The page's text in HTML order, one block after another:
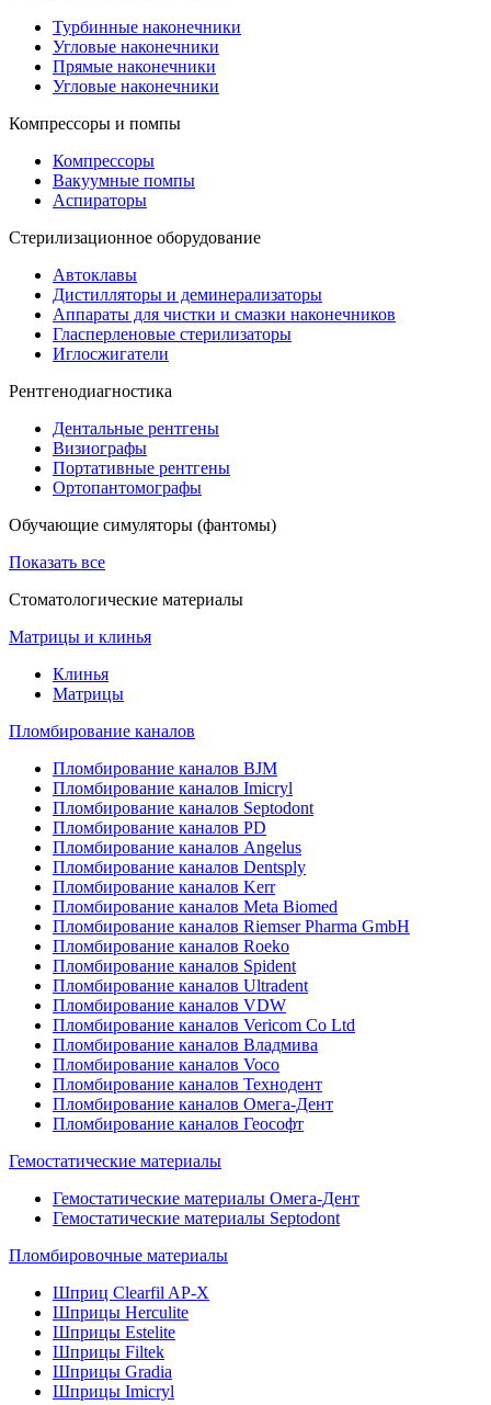
Турбинные наконечники
Угловые наконечники
Прямые наконечники
Угловые наконечники
Компрессоры и помпы
Компрессоры
Вакуумные помпы
Аспираторы
Стерилизационное оборудование
Автоклавы
Дистилляторы и деминерализаторы
Аппараты для чистки и смазки наконечников
Гласперленовые стерилизаторы
Иглосжигатели
Рентгенодиагностика
Дентальные рентгены
Визиографы
Портативные рентгены
Ортопантомографы
Обучающие симуляторы (фантомы)
Показать все
Стоматологические материалы
Матрицы и клинья
Клинья
Матрицы
Пломбирование каналов
Пломбирование каналов BJM
Пломбирование каналов Imicryl
Пломбирование каналов Septodont
Пломбирование каналов PD
Пломбирование каналов Angelus
Пломбирование каналов Dentsply
Пломбирование каналов Kerr
Пломбирование каналов Meta Biomed
Пломбирование каналов Riemser Pharma GmbH
Пломбирование каналов Roeko
Пломбирование каналов Spident
Пломбирование каналов Ultradent
Пломбирование каналов VDW
Пломбирование каналов Vericom Co Ltd
Пломбирование каналов Владмива
Пломбирование каналов Voco
Пломбирование каналов Технодент
Пломбирование каналов Омега-Дент
Пломбирование каналов Геософт
Гемостатические материалы
Гемостатические материалы Омега-Дент
Гемостатические материалы Septodont
Пломбировочные материалы
Шприц Clearfil AP-X
Шприцы Herculite
Шприцы Estelite
Шприцы Filtek
Шприцы Gradia
Шприцы Imicryl